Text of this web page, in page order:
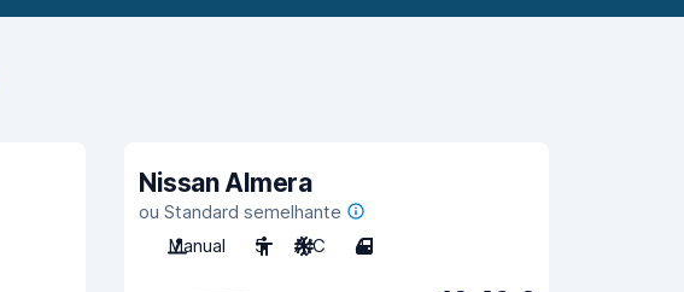
Nissan Almera
ou Standard semelhante
Manual
5 A/C 4